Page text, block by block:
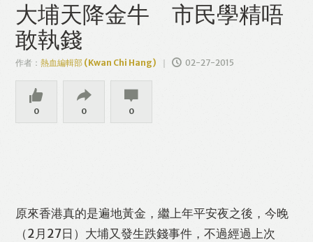
Like Facebook Twitter Line
大埔天降金牛 市民學精唔
敢執錢
作者：熱血編輯部 (Kwan Chi Hang) 02-27-2015
0 0 0
原來香港真的是遍地黃金，繼上年平安夜之後，今晚
（2月27日）大埔又發生跌錢事件，不過經過上次